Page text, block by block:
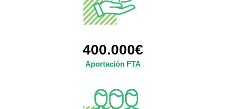
400.000€
Aportación FTA